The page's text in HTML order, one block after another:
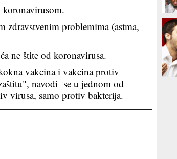
zdravstvenim problemima (astma,
ne štite od koronavirusa.
vakcina i vakcina protiv
navodi se u jednom od
virusa, samo protiv bakterija.